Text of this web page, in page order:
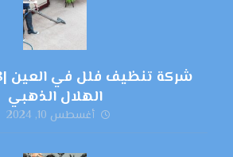
الهلال الذهبي
أغسطس 10, 2024